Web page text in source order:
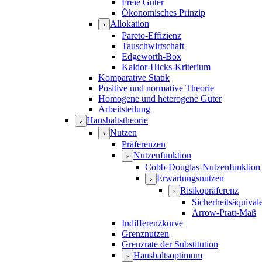
Ökonomisches Prinzip
› Allokation
Pareto-Effizienz
Tauschwirtschaft
Edgeworth-Box
Kaldor-Hicks-Kriterium
Komparative Statik
Positive und normative Theorie
Homogene und heterogene Güter
Arbeitsteilung
› Haushaltstheorie
› Nutzen
Präferenzen
› Nutzenfunktion
Cobb-Douglas-Nutzenfunktion
› Erwartungsnutzen
› Risikopräferenz
Arrow-Pratt-Maß
Indifferenzkurve
Grenznutzen
Grenzrate der Substitution
› Haushaltsoptimum